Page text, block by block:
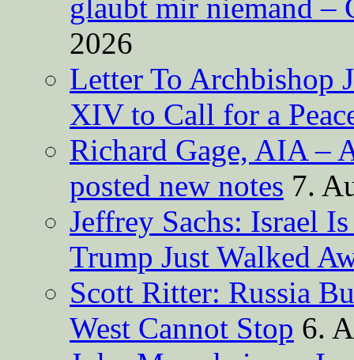
glaubt mir niemand –
2026
Letter To Archbishop
XIV to Call for a
Richard Gage, AIA –
posted new notes 7.
Jeffrey Sachs: Israel
Trump Just Walked
Scott Ritter: Russia
West Cannot Stop 6.